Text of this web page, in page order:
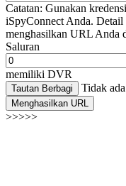
Catatan: Gunakan
iSpyConnect Anda.
menghasilkan URL Anda
Saluran
memiliki DVR
Tautan Berbagi Tidak
Menghasilkan URL
>>>>>